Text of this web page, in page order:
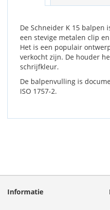
De Schneider K 15 balpen
een stevige metalen clip
Het is een populair
verkocht zijn. De houder
schrijfkleur.
De balpenvulling is
ISO 1757-2.
Informatie